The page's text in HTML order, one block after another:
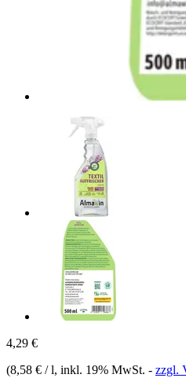
4,29 €
(8,58 € / l, inkl. 19% MwSt. - zzgl.